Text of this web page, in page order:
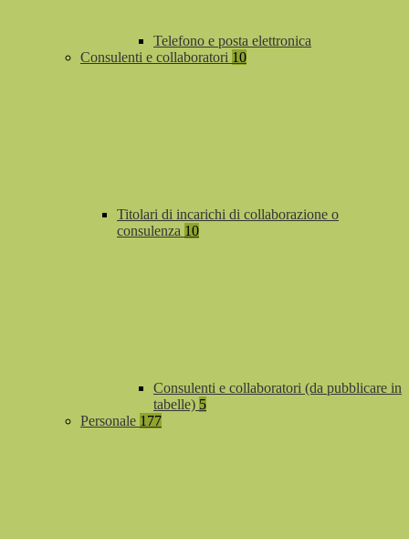
Telefono e posta elettronica
Consulenti e collaboratori 10
Titolari di incarichi di collaborazione o
consulenza 10
Consulenti e collaboratori (da pubblicare in
tabelle) 5
Personale 177